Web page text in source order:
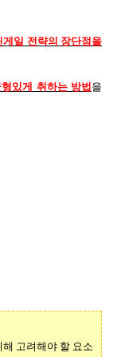
게일 전략의 장단점을
있게 취하는 방법 을
고려해야 할 요소